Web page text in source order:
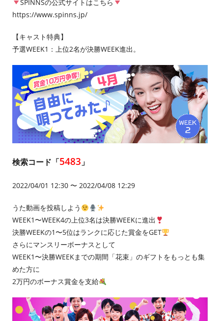
SPINNSの公式サイトはこちら
https://www.spinns.jp/
【キャスト特典】
予選WEEK1：上位2名が決勝WEEK進出。
検索コード「5483」
2022/04/01 12:30 〜 2022/04/08 12:29
うた動画を投稿しよう
WEEK1〜WEEK4の上位3名は決勝WEEKに進出
決勝WEEKの1〜5位はランクに応じた賞金をGET
さらにマンスリーボーナスとして
WEEK1〜決勝WEEKまでの期間「花束」のギフトをもっとも集
めた方に
2万円のボーナス賞金を支給